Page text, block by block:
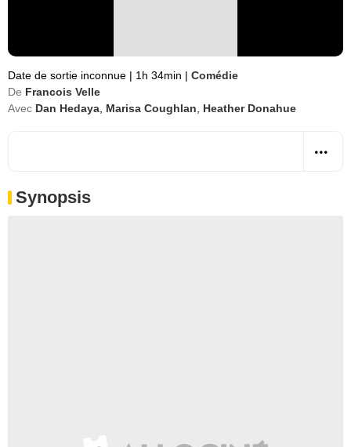
Date de sortie inconnue | 1h 34min | Comédie
De Francois Velle
Avec Dan Hedaya Marisa Coughlan Heather Donahue
Synopsis